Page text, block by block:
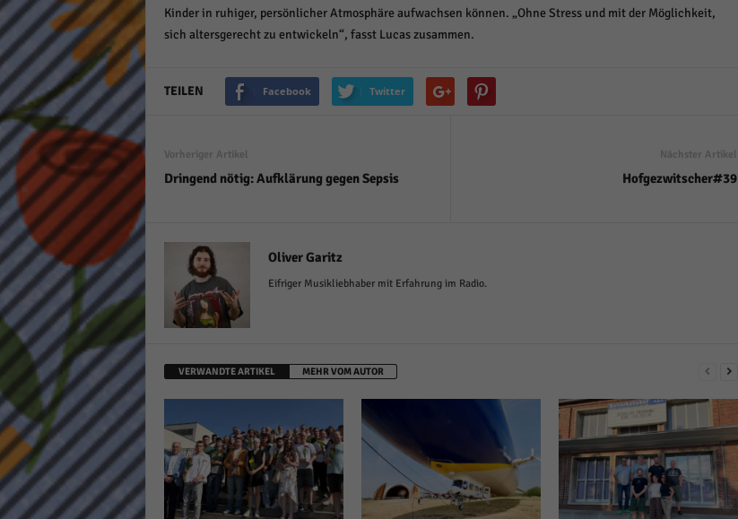
Kinder in ruhiger, persönlicher Atmosphäre aufwachsen können. „Ohne Stress und mit der Möglichkeit,
sich altersgerecht zu entwickeln“, fasst Lucas zusammen.
TEILEN Facebook Twitter
Vorheriger Artikel
Dringend nötig: Aufklärung gegen Sepsis
Nächster Artikel
Hofgezwitscher#39
Oliver Garitz
Eifriger Musikliebhaber mit Erfahrung im Radio.
VERWANDTE ARTIKEL MEHR VOM AUTOR